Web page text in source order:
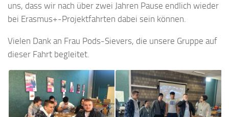
uns, dass wir nach über zwei Jahren Pause endlich wieder
bei Erasmus+-Projektfahrten dabei sein können.
Vielen Dank an Frau Pods-Sievers, die unsere Gruppe auf
dieser Fahrt begleitet.